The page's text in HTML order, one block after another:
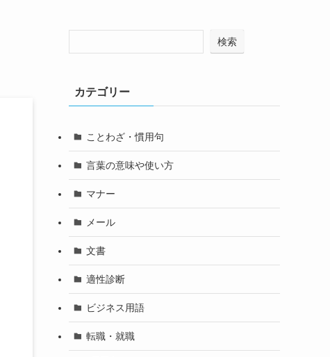
検索
カテゴリー
ことわざ・慣用句
言葉の意味や使い方
マナー
メール
文書
適性診断
ビジネス用語
転職・就職